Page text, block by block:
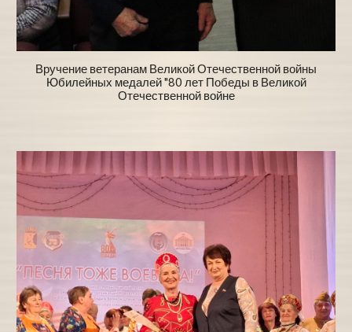
Вручение ветеранам Великой Отечественной войны
Юбилейных медалей "80 лет Победы в Великой
Отечественной войне